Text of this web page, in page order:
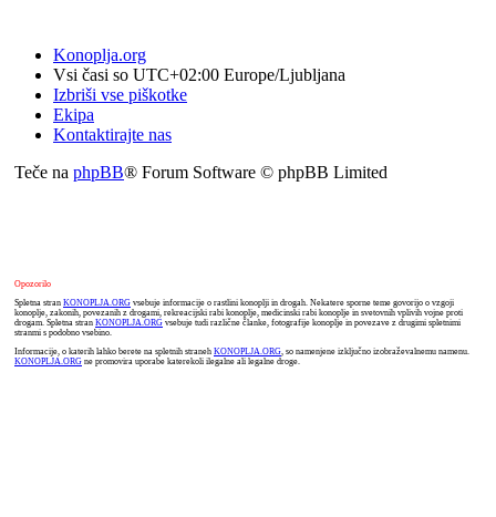
Konoplja.org
Vsi časi so UTC+02:00 Europe/Ljubljana
Izbriši vse piškotke
Ekipa
Kontaktirajte nas
Teče na phpBB® Forum Software © phpBB Limited
Opozorilo
Spletna stran KONOPLJA.ORG vsebuje informacije o rastlini konoplji in drogah. Nekatere sporne teme govorijo o vzgoji
konoplje, zakonih, povezanih z drogami, rekreacijski rabi konoplje, medicinski rabi konoplje in svetovnih vplivih vojne proti
drogam. Spletna stran KONOPLJA.ORG vsebuje tudi različne članke, fotografije konoplje in povezave z drugimi spletnimi
stranmi s podobno vsebino.
Informacije, o katerih lahko berete na spletnih straneh KONOPLJA.ORG, so namenjene izključno izobraževalnemu namenu.
KONOPLJA.ORG ne promovira uporabe katerekoli ilegalne ali legalne droge.